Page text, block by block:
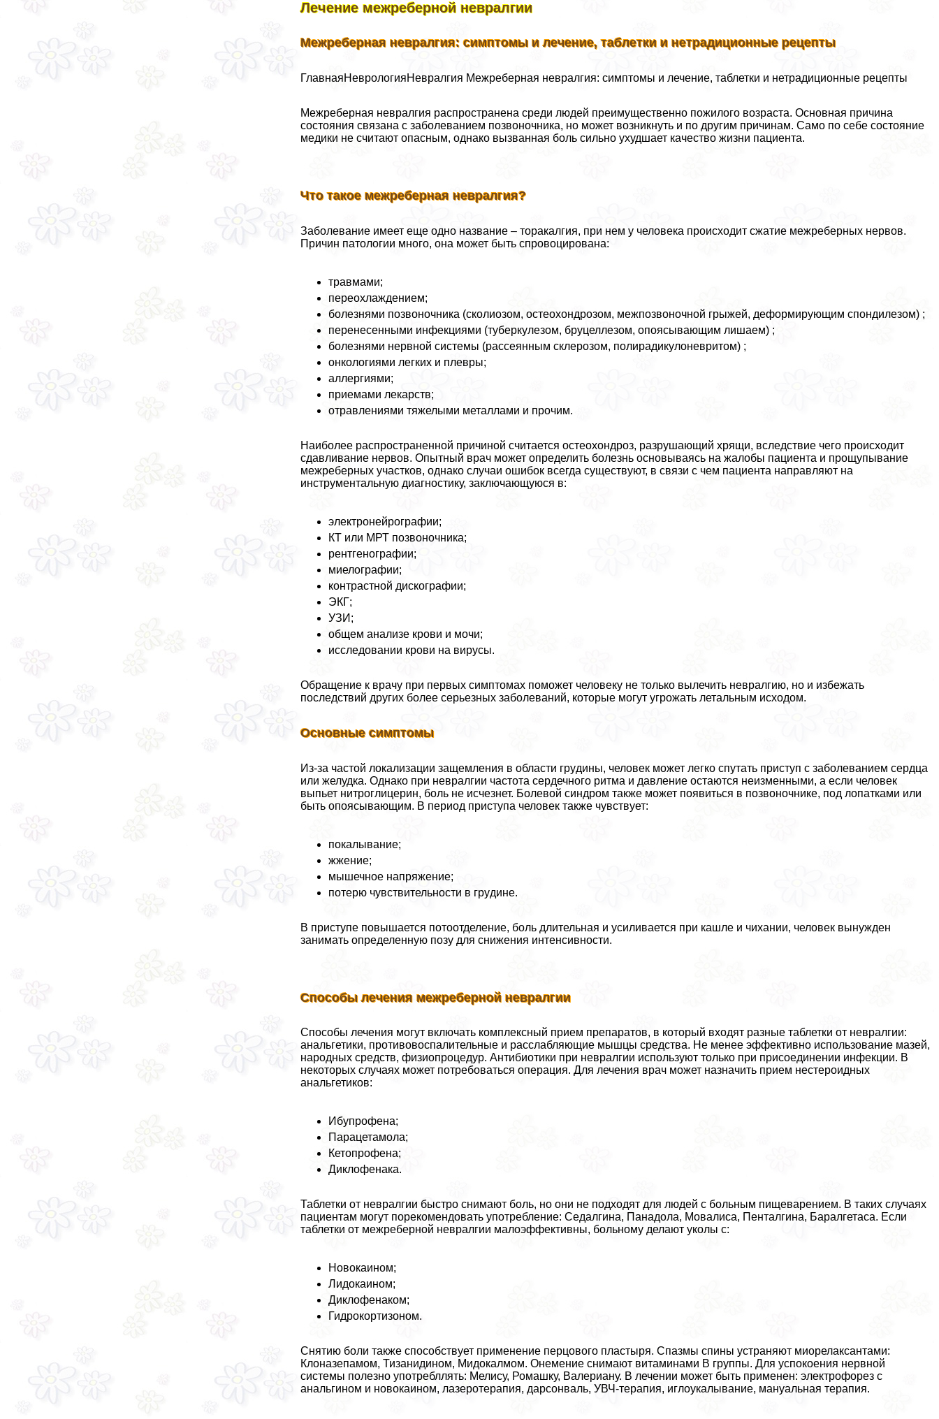
Лечение межреберной невралгии
Межреберная невралгия: симптомы и лечение, таблетки и нетрадиционные рецепты
ГлавнаяНеврологияНевралгия Межреберная невралгия: симптомы и лечение, таблетки и нетрадиционные рецепты
Межреберная невралгия распространена среди людей преимущественно пожилого возраста. Основная причина
состояния связана с заболеванием позвоночника, но может возникнуть и по другим причинам. Само по себе состояние
медики не считают опасным, однако вызванная боль сильно ухудшает качество жизни пациента.
Что такое межреберная невралгия?
Заболевание имеет еще одно название – тоpaкалгия, при нем у человека происходит сжатие межреберных нервов.
Причин патологии много, она может быть спровоцирована:
травмами;
переохлаждением;
болезнями позвоночника (сколиозом, остеохондрозом, межпозвоночной грыжей, деформирующим спондилезом) ;
перенесенными инфекциями (туберкулезом, бруцеллезом, опоясывающим лишаем) ;
болезнями нервной системы (рассеянным склерозом, полирадикулоневритом) ;
oнкoлoгиями легких и плевры;
аллергиями;
приемами лекарств;
отравлениями тяжелыми металлами и прочим.
Наиболее распространенной причиной считается остеохондроз, разрушающий хрящи, вследствие чего происходит
сдавливание нервов. Опытный врач может определить болезнь основываясь на жалобы пациента и прощупывание
межреберных участков, однако случаи ошибок всегда существуют, в связи с чем пациента направляют на
инструментальную диагностику, заключающуюся в:
электронейрографии;
КТ или МРТ позвоночника;
рентгенографии;
миелографии;
контрастной дискографии;
ЭКГ;
УЗИ;
общем анализе крови и мочи;
исследовании крови на вирусы.
Обращение к врачу при первых симптомах поможет человеку не только вылечить невралгию, но и избежать
последствий других более серьезных заболеваний, которые могут угрожать летальным исходом.
Основные симптомы
Из-за частой локализации защемления в области гpyдины, человек может легко спутать приступ с заболеванием сердца
или желудка. Однако при невралгии частота сердечного ритма и давление остаются неизменными, а если человек
выпьет нитроглицерин, боль не исчезнет. Болевой синдром также может появиться в позвоночнике, под лопатками или
быть опоясывающим. В период приступа человек также чувствует:
покалывание;
жжение;
мышечное напряжение;
потерю чувствительности в гpyдине.
В приступе повышается потоотделение, боль длительная и усиливается при кашле и чихании, человек вынужден
занимать определенную позу для снижения интенсивности.
Способы лечения межреберной невралгии
Способы лечения могут включать комплексный прием препаратов, в который входят разные таблетки от невралгии:
aнaльгетики, противовоспалительные и расслабляющие мышцы средства. Не менее эффективно использование мазей,
народных средств, физиопроцедур. Антибиотики при невралгии используют только при присоединении инфекции. В
некоторых случаях может потребоваться операция. Для лечения врач может назначить прием нестероидных
aнaльгетиков:
Ибупрофена;
Парацетамола;
Кетопрофена;
Диклофенака.
Таблетки от невралгии быстро снимают боль, но они не подходят для людей с больным пищеварением. В таких случаях
пациентам могут порекомендовать употрeбление: Седалгина, Панадола, Мовалиса, Пенталгина, Баралгетаса. Если
таблетки от межреберной невралгии малоэффективны, больному делают уколы с:
Новокаином;
Лидокаином;
Диклофенаком;
Гидрокортизоном.
Снятию боли также способствует применение перцового пластыря. Спазмы спины устраняют миорелаксантами:
Клоназепамом, Тизанидином, Мидокалмом. Онемение снимают витаминами B группы. Для успокоения нервной
системы полезно употрeбллять: Мелису, Ромашку, Валериану. В лечении может быть применен: электрофорез с
aнaльгином и новокаином, лазеротерапия, дарсонваль, УВЧ-терапия, иглоукалывание, мануальная терапия.